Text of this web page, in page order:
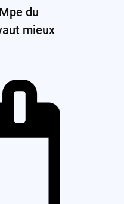
du
mieux